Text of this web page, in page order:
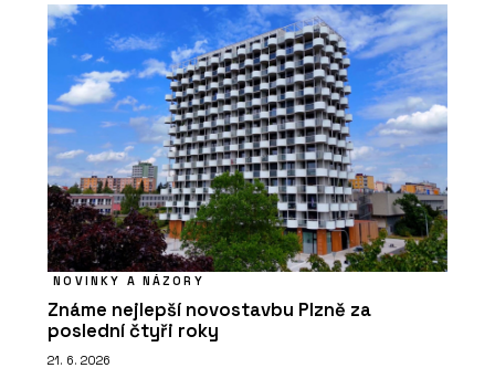
NOVINKY A NÁZORY
Známe nejlepší novostavbu Plzně za
poslední čtyři roky
21. 6. 2026